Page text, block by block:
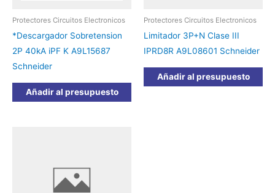
Protectores Circuitos Electronicos
*Descargador Sobretension
2P 40kA iPF K A9L15687
Schneider
Añadir al presupuesto
Protectores Circuitos Electronicos
Limitador 3P+N Clase III
IPRD8R A9L08601 Schneider
Añadir al presupuesto